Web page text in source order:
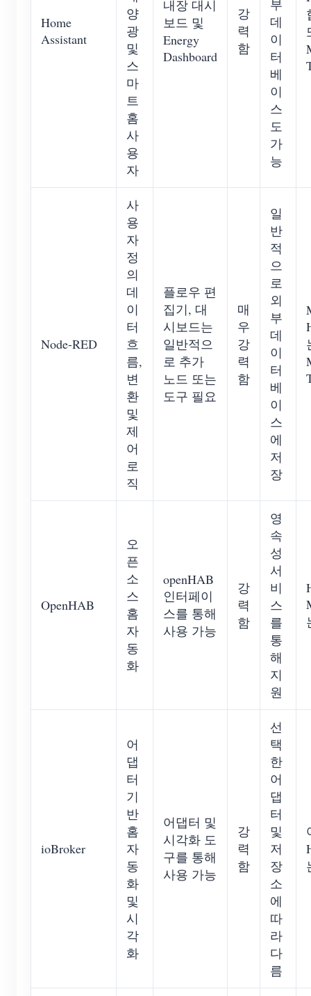
Home
Assistant
양
광
및
스
마
트
홈
사
용
자
내장 대시
보드 및
Energy
Dashboard
강
력
함
부
데
이
터
베
이
스
도
가
능
Node-RED
사
용
자
정
의
데
이
터
흐
름,
변
환
및
제
어
로
직
플로우 편
집기, 대
시보드는
일반적으
로 추가
노드 또는
도구 필요
매
우
강
력
함
일
반
적
으
로
외
부
데
이
터
베
이
스
에
저
장
OpenHAB
오
픈
소
스
홈
자
동
화
openHAB
인터페이
스를 통해
사용 가능
강
력
함
영
속
성
서
비
스
를
통
해
지
원
ioBroker
어
댑
터
기
반
홈
자
동
화
및
시
각
화
어댑터 및
시각화 도
구를 통해
사용 가능
강
력
함
선
택
한
어
댑
터
및
저
장
소
에
따
라
다
름